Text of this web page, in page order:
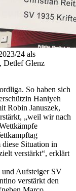
24 als
Detlef Glenz
So haben sich
Haniyeh
Robin Januszek,
„weil wir nach
Situation in
verstärkt“, erklärt
Aufsteiger SV
verstärkt den